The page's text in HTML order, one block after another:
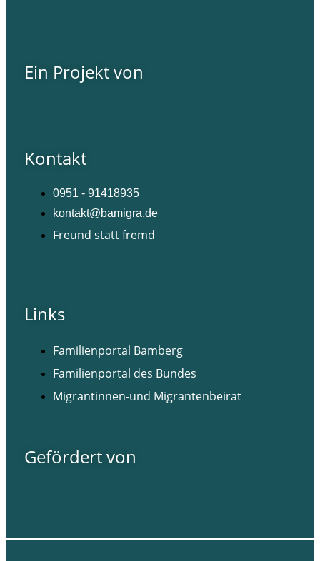
Ein Projekt von
Kontakt
0951 - 91418935
kontakt@bamigra.de
Freund statt fremd
Links
Familienportal Bamberg
Familienportal des Bundes
Migrantinnen-und Migrantenbeirat
Gefördert von